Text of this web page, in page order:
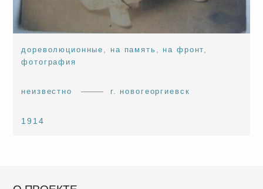
дореволюционные на память на фронт
фотография
неизвестно г. новогеоргиевск
1914